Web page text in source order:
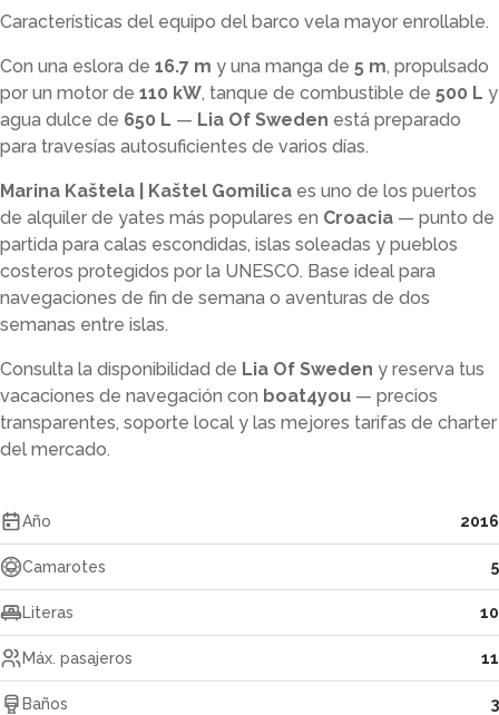
Características del equipo del barco vela mayor enrollable.
Con una eslora de 16.7 m y una manga de 5 m, propulsado
por un motor de 110 kW, tanque de combustible de 500 L y
agua dulce de 650 L — Lia Of Sweden está preparado
para travesías autosuficientes de varios días.
Marina Kaštela | Kaštel Gomilica es uno de los puertos
de alquiler de yates más populares en Croacia — punto de
partida para calas escondidas, islas soleadas y pueblos
costeros protegidos por la UNESCO. Base ideal para
navegaciones de fin de semana o aventuras de dos
semanas entre islas.
Consulta la disponibilidad de Lia Of Sweden y reserva tus
vacaciones de navegación con boat4you — precios
transparentes, soporte local y las mejores tarifas de charter
del mercado.
Año 2016
Camarotes 5
Literas 10
Máx. pasajeros 11
Baños 3